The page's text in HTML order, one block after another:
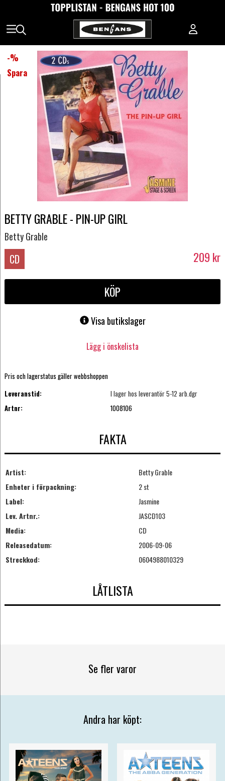
-%
Spara
BETTY GRABLE - PIN-UP GIRL
Betty Grable
CD 209 kr
KÖP
Visa butikslager
Lägg i önskelista
Pris och lagerstatus gäller webbshoppen
Leveranstid:
I lager hos leverantör 5-12 arb.dgr
Artnr:
1008106
FAKTA
Artist:
Betty Grable
Enheter i förpackning:
2 st
Label:
Jasmine
Lev. Artnr.:
JASCD103
Media:
CD
Releasedatum:
2006-09-06
Streckkod:
0604988010329
LÅTLISTA
Se fler varor
Andra har köpt: